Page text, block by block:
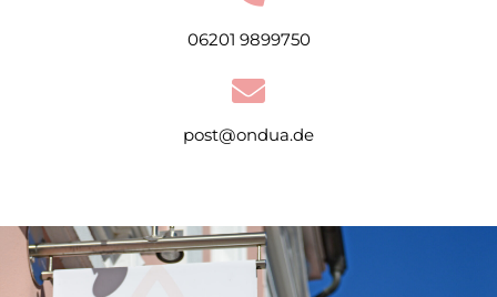
06201 9899750
post@ondua.de